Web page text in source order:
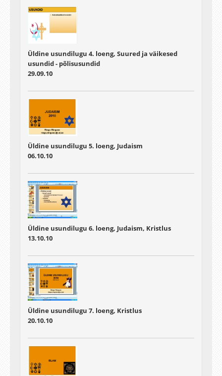
Üldine usundilugu 4. loeng, Suured ja väikesed
usundid - põlisusundid
29.09.10
Üldine usundilugu 5. loeng, Judaism
06.10.10
Üldine usundilugu 6. loeng, Judaism, Kristlus
13.10.10
Üldine usundilugu 7. loeng, Kristlus
20.10.10